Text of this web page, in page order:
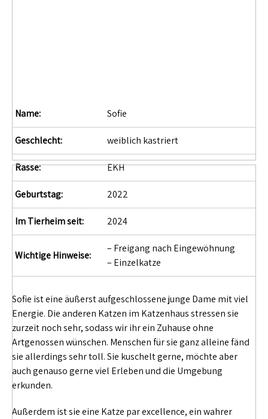
Name: Sofie
Geschlecht: weiblich kastriert
Rasse: EKH
Geburtstag: 2022
Im Tierheim seit: 2024
Wichtige Hinweise:
– Freigang nach Eingewöhnung
– Einzelkatze
Sofie ist eine äußerst aufgeschlossene junge Dame mit viel
Energie. Die anderen Katzen im Katzenhaus stressen sie
zurzeit noch sehr, sodass wir ihr ein Zuhause ohne
Artgenossen wünschen. Menschen für sie ganz alleine fänd
sie allerdings sehr toll. Sie kuschelt gerne, möchte aber
auch genauso gerne viel Erleben und die Umgebung
erkunden.
Außerdem ist sie eine Katze par excellence, ein wahrer